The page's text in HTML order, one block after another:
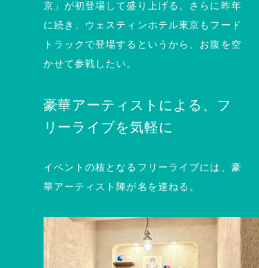
京」が初登場して盛り上げる。さらに昨年
に続き、ウェスティンホテル東京もフード
トラックで登場するというから、お腹を空
かせて参戦したい。
豪華アーティストによる、フ
リーライブを気軽に
イベントの核となるフリーライブには、豪
華アーティスト陣が名を連ねる。